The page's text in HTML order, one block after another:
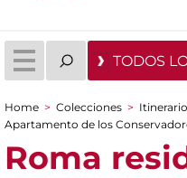
TODOS
You are here
Home > Colecciones >
Apartamento de los
Roma